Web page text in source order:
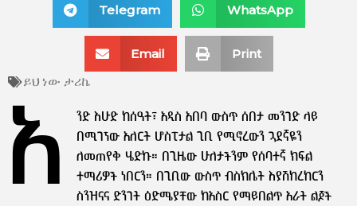
Telegram WhatsApp
Email
Print
ይህ ነው ታሪኬ
አ
ንድ እሁድ ከሰዓት፣ አዲስ አበባ ውስጥ ሰበታ መንገድ ላይ
በሚገኘው አለርት ሆስፒታል ጊቢ የሚኖረውን ጓደኛዬን
ለመጠየቅ ሄድኩ። በጊዜው ሁለታችንም የሰባተኛ ክፍል
ተማሪዎች ነበርን። በጊቢው ውስጥ ብስክሌት እያሽከረከርን
ስንዝናና ድንገት ዕድሜያቸው ከአስር የማይበልጥ አራት ልጆች